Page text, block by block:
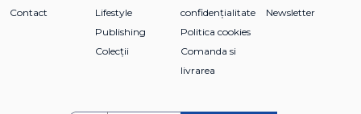
Contact
Lifestyle
Publishing
Colecții
confidențialitate
Politica cookies
Comanda si
livrarea
Newsletter